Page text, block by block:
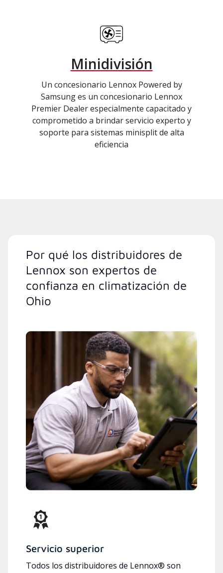
Minidivisión
Un concesionario Lennox Powered by
Samsung es un concesionario Lennox
Premier Dealer especialmente capacitado y
comprometido a brindar servicio experto y
soporte para sistemas minisplit de alta
eficiencia
Por qué los distribuidores de
Lennox son expertos de
confianza en climatización de
Ohio
Servicio superior
Todos los distribuidores de Lennox® son